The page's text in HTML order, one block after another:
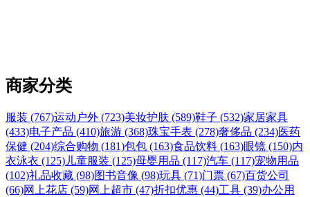
商家分类
服装 (767)运动户外 (723)美妆护肤 (589)鞋子 (532)家居家具
(433)电子产品 (410)旅游 (368)珠宝手表 (278)奢侈品 (234)医药
保健 (204)综合购物 (181)包包 (163)食品饮料 (163)眼镜 (150)内
衣泳衣 (125) 儿童服装 (125)母婴用品 (117)汽车 (117)宠物用品
(102)礼品收藏 (98)图书音像 (98)玩具 (71)门票 (67)百货公司
(66)网上花店 (59)网上超市 (47)折扣优惠 (44)工具 (39)办公用